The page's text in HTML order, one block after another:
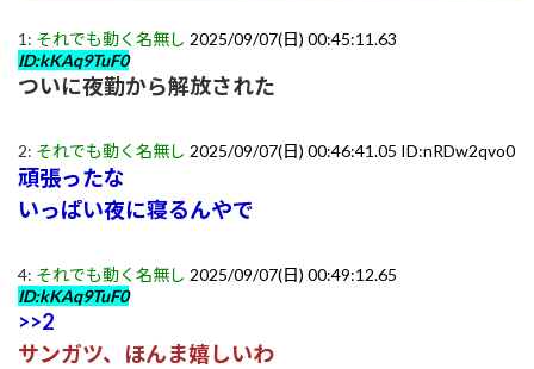
1: それでも動く名無し 2025/09/07(日) 00:45:11.63
ID:kKAq9TuF0
ついに夜勤から解放された
2: それでも動く名無し 2025/09/07(日) 00:46:41.05 ID:nRDw2qvo0
頑張ったな
いっぱい夜に寝るんやで
4: それでも動く名無し 2025/09/07(日) 00:49:12.65
ID:kKAq9TuF0
>>2
サンガツ、ほんま嬉しいわ